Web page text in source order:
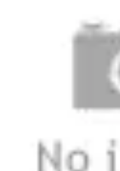
Salud Mental